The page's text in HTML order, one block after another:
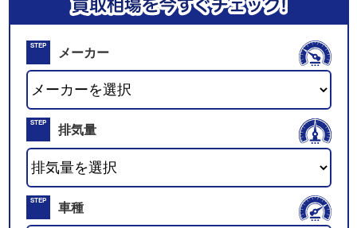
STEP
01
メーカー
STEP
02
排気量
STEP 車種